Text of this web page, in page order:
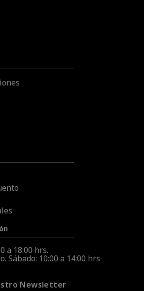
a 18:00 hrs.
Sábado: 10:00 a 14:00 hrs
Newsletter